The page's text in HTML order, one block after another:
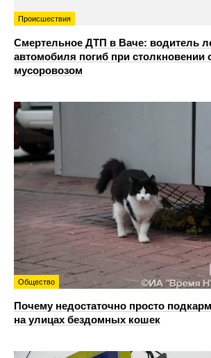
Происшествия
Смертельное ДТП в Ваче: водитель
автомобиля погиб при
мусоровозом
Общество
Почему недостаточно просто
на улицах бездомных кошек